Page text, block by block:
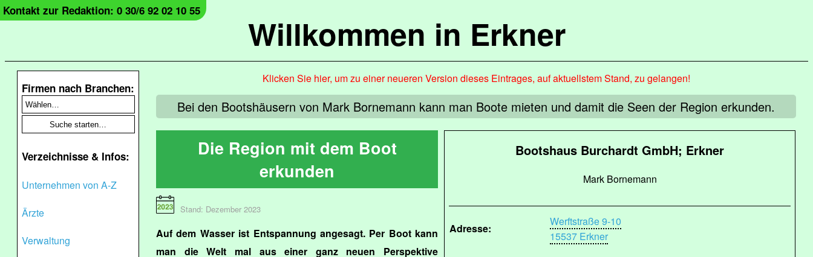
Willkommen in Erkner
Kontakt zur Redaktion: 0 30/6 92 02 10 55
Firmen nach Branchen:
Verzeichnisse & Infos:
Unternehmen von A-Z
Ärzte
Verwaltung
Klicken Sie hier, um zu einer neueren Version dieses Eintrages, auf aktuellstem Stand, zu gelangen!
Bei den Bootshäusern von Mark Bornemann kann man Boote mieten und damit die Seen der Region erkunden.
Bootshaus Burchardt GmbH; Erkner
Mark Bornemann
Adresse:
Werftstraße 9-10
15537 Erkner
Die Region mit dem Boot
erkunden
Stand: Dezember 2023
Auf dem Wasser ist Entspannung angesagt. Per Boot kann
man die Welt mal aus einer ganz neuen Perspektive